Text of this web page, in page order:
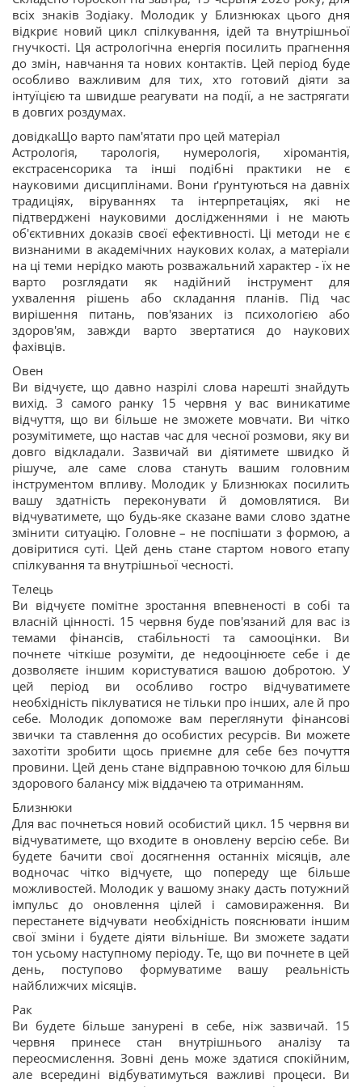
всіх знаків Зодіаку. Молодик у Близнюках цього дня
відкриє новий цикл спілкування, ідей та внутрішньої
гнучкості. Ця астрологічна енергія посилить прагнення
до змін, навчання та нових контактів. Цей період буде
особливо важливим для тих, хто готовий діяти за
інтуїцією та швидше реагувати на події, а не застрягати
в довгих роздумах.
довідкаЩо варто пам'ятати про цей матеріал
Астрологія, тарологія, нумерологія, хіромантія,
екстрасенсорика та інші подібні практики не є
науковими дисциплінами. Вони ґрунтуються на давніх
традиціях, віруваннях та інтерпретаціях, які не
підтверджені науковими дослідженнями і не мають
об'єктивних доказів своєї ефективності. Ці методи не є
визнаними в академічних наукових колах, а матеріали
на ці теми нерідко мають розважальний характер - їх не
варто розглядати як надійний інструмент для
ухвалення рішень або складання планів. Під час
вирішення питань, пов'язаних із психологією або
здоров'ям, завжди варто звертатися до наукових
фахівців.
Овен
Ви відчуєте, що давно назрілі слова нарешті знайдуть
вихід. З самого ранку 15 червня у вас виникатиме
відчуття, що ви більше не зможете мовчати. Ви чітко
розумітимете, що настав час для чесної розмови, яку ви
довго відкладали. Зазвичай ви діятимете швидко й
рішуче, але саме слова стануть вашим головним
інструментом впливу. Молодик у Близнюках посилить
вашу здатність переконувати й домовлятися. Ви
відчуватимете, що будь-яке сказане вами слово здатне
змінити ситуацію. Головне – не поспішати з формою, а
довіритися суті. Цей день стане стартом нового етапу
спілкування та внутрішньої чесності.
Телець
Ви відчуєте помітне зростання впевненості в собі та
власній цінності. 15 червня буде пов'язаний для вас із
темами фінансів, стабільності та самооцінки. Ви
почнете чіткіше розуміти, де недооцінюєте себе і де
дозволяєте іншим користуватися вашою добротою. У
цей період ви особливо гостро відчуватимете
необхідність піклуватися не тільки про інших, але й про
себе. Молодик допоможе вам переглянути фінансові
звички та ставлення до особистих ресурсів. Ви можете
захотіти зробити щось приємне для себе без почуття
провини. Цей день стане відправною точкою для більш
здорового балансу між віддачею та отриманням.
Близнюки
Для вас почнеться новий особистий цикл. 15 червня ви
відчуватимете, що входите в оновлену версію себе. Ви
будете бачити свої досягнення останніх місяців, але
водночас чітко відчуєте, що попереду ще більше
можливостей. Молодик у вашому знаку дасть потужний
імпульс до оновлення цілей і самовираження. Ви
перестанете відчувати необхідність пояснювати іншим
свої зміни і будете діяти вільніше. Ви зможете задати
тон усьому наступному періоду. Те, що ви почнете в цей
день, поступово формуватиме вашу реальність
найближчих місяців.
Рак
Ви будете більше занурені в себе, ніж зазвичай. 15
червня принесе стан внутрішнього аналізу та
переосмислення. Зовні день може здатися спокійним,
але всередині відбуватимуться важливі процеси. Ви